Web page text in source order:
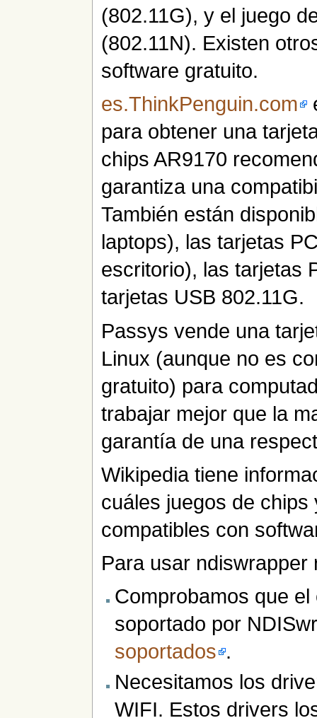
(802.11G), y el juego
(802.11N). Existen
software gratuito.
es.ThinkPenguin.com
para obtener una
chips AR9170
garantiza una
También están
laptops), las tarjetas
escritorio), las tarjetas
tarjetas USB 802.11G.
Passys vende una
Linux (aunque no es
gratuito) para
trabajar mejor que la
garantía de una
Wikipedia tiene
cuáles juegos de
compatibles con
Para usar
Comprobamos que
soportado por
soportados .
Necesitamos los
WIFI. Estos drivers